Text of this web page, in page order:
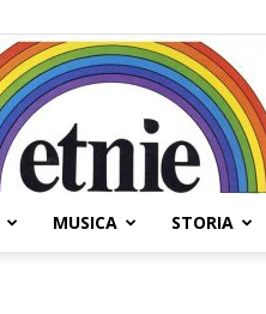
MUSICA STORIA